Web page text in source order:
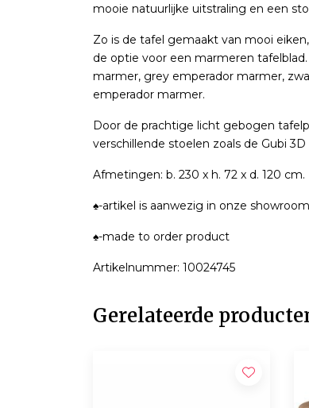
mooie natuurlijke uitstraling en een
Zo is de tafel gemaakt van mooi
de optie voor een marmeren
marmer, grey emperador marmer,
emperador marmer.
Door de prachtige licht gebogen
verschillende stoelen zoals de Gubi
Afmetingen: b. 230 x h. 72 x d. 120 cm.
♠-artikel is aanwezig in onze
♠-made to order product
Artikelnummer: 10024745
Gerelateerde